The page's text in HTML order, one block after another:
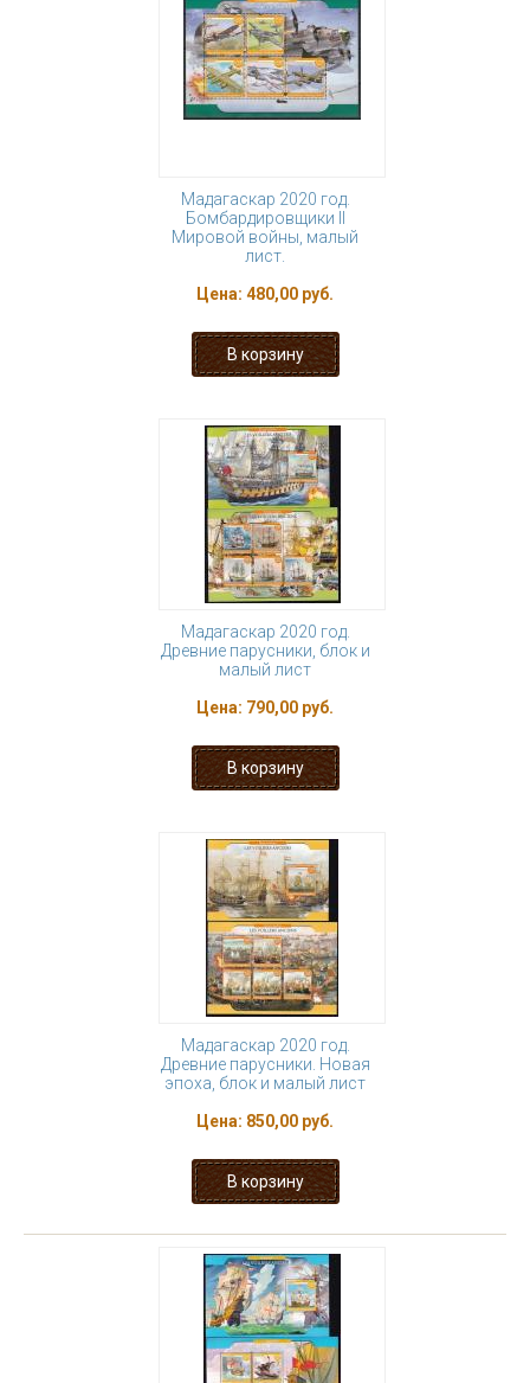
Мадагаскар 2020 год.
Бомбардировщики II
Мировой войны, малый
лист.
Цена: 480,00 руб.
Мадагаскар 2020 год.
Древние парусники, блок и
малый лист
Цена: 790,00 руб.
Мадагаскар 2020 год.
Древние парусники. Новая
эпоха, блок и малый лист
Цена: 850,00 руб.